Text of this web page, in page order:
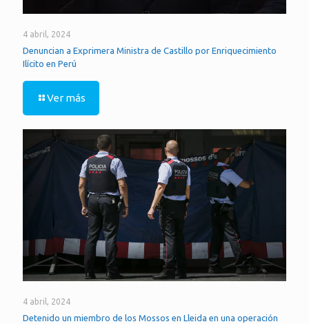
4 abril, 2024
Denuncian a Exprimera Ministra de Castillo por Enriquecimiento
Ilícito en Perú
Ver más
4 abril, 2024
Detenido un miembro de los Mossos en Lleida en una operación